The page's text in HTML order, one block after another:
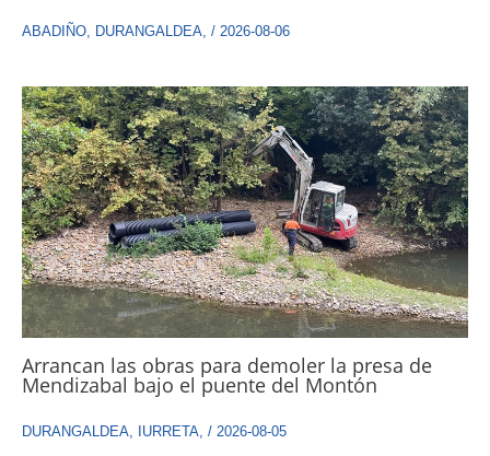
ABADIÑO, DURANGALDEA, / 2026-08-06
Arrancan las obras para demoler la presa de
Mendizabal bajo el puente del Montón
DURANGALDEA IURRETA / 2026-08-05